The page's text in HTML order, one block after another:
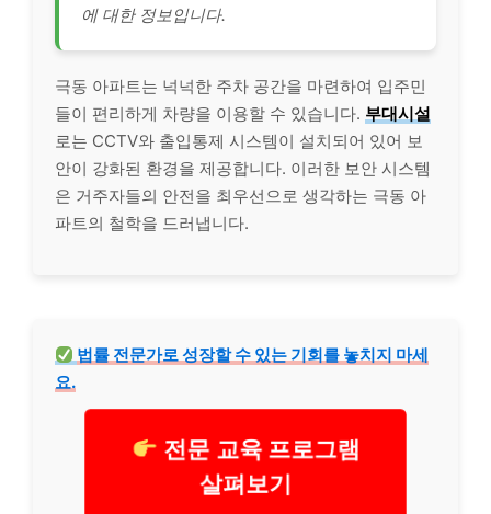
에 대한 정보입니다.
극동 아파트는 넉넉한 주차 공간을 마련하여 입주민
들이 편리하게 차량을 이용할 수 있습니다. 부대시설
로는 CCTV와 출입통제 시스템이 설치되어 있어 보
안이 강화된 환경을 제공합니다. 이러한 보안 시스템
은 거주자들의 안전을 최우선으로 생각하는 극동 아
파트의 철학을 드러냅니다.
법률 전문가로 성장할 수 있는 기회를 놓치지 마세
요.
전문 교육 프로그램
살펴보기